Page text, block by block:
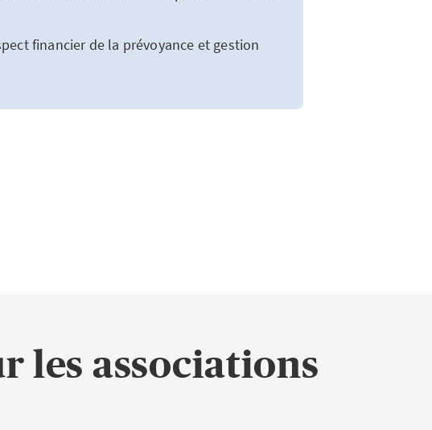
financier de la prévoyance et gestion
les associations